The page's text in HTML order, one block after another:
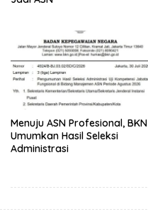
Menuju ASN Profesional, BKN
Umumkan Hasil Seleksi
Administrasi